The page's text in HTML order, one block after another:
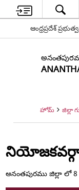
ఆంధ్రప్రదేశ్
హోమ్ జిల్లా
అనంతపురము జిల్లా లో